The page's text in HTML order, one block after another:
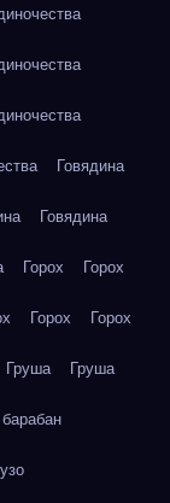
Говядина
Говядина
Горох Горох
Горох Горох
Груша Груша